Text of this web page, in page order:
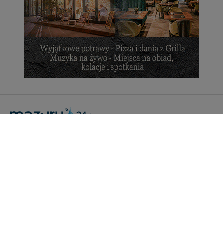
praw w odniesieniu do informacji zawartych w plikach
cookies. Twoja przeglądarka umożliwia Ci skasowanie
tych plików - w pewnych przypadkach nie możemy tego
zrobić za Ciebie.
Dziękujemy, i życzmy miłego odkrywania Mazur na
nowo...